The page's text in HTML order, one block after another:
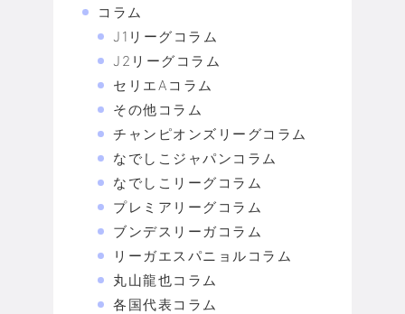
コラム
J1リーグコラム
J2リーグコラム
セリエAコラム
その他コラム
チャンピオンズリーグコラム
なでしこジャパンコラム
なでしこリーグコラム
プレミアリーグコラム
ブンデスリーガコラム
リーガエスパニョルコラム
丸山龍也コラム
各国代表コラム